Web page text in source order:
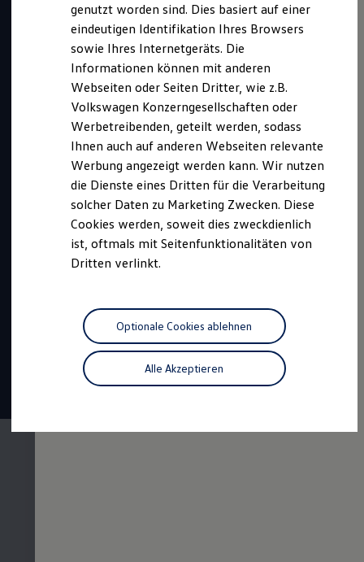
Kurz notiert
Dieses duale Studium bieten wir an in:
Wolfsburg
Hannover
Braunschweig
Salzgitter
Abschluss:Bachelor of Engineering (B. Eng.)
Benötigte Abiturnote:mind. 2,7
Bewerbungszeitraum:
01.08.2026 bis 30.04.2027
3,5 oder 4,5 Jahre
1401,50 €Vergütung
22 Tage
genutzt worden sind. Dies basiert auf einer
eindeutigen Identifikation Ihres Browsers
sowie Ihres Internetgeräts. Die
Informationen können mit anderen
Webseiten oder Seiten Dritter, wie z.B.
Volkswagen Konzerngesellschaften oder
Werbetreibenden, geteilt werden, sodass
Ihnen auch auf anderen Webseiten relevante
Werbung angezeigt werden kann. Wir nutzen
die Dienste eines Dritten für die Verarbeitung
solcher Daten zu Marketing Zwecken. Diese
Cookies werden, soweit dies zweckdienlich
ist, oftmals mit Seitenfunktionalitäten von
Dritten verlinkt.
Alle Akzeptieren
Optionale Cookies ablehnen